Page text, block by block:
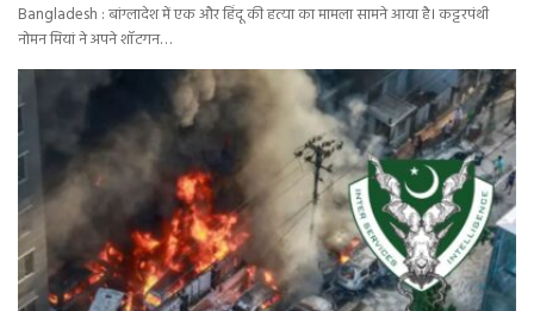
Bangladesh : बांग्लादेश में एक और हिंदू की हत्या का मामला सामने आया है। कट्टरपंथी
नोमन मियां ने अपने शॉटगन…